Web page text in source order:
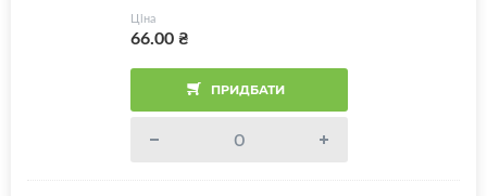
Ціна
66.00₴
ПРИДБАТИ